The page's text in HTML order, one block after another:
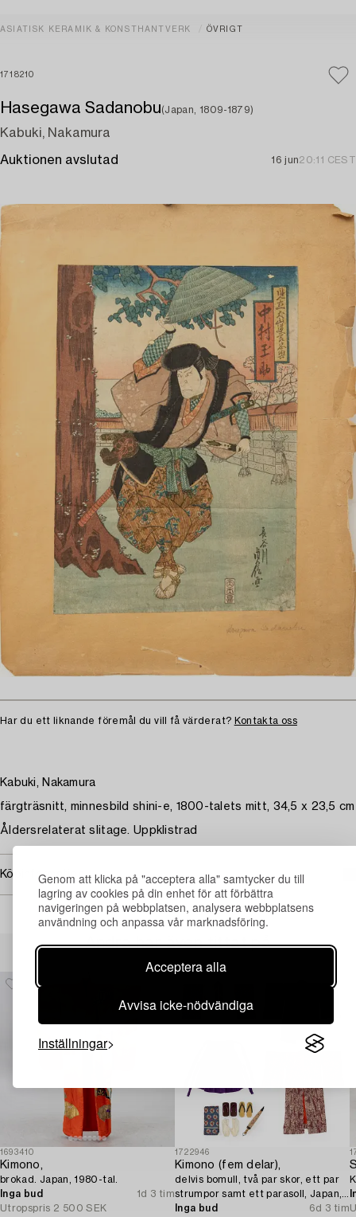
Genom att klicka på "acceptera alla" samtycker du till
lagring av cookies på din enhet för att förbättra
navigeringen på webbplatsen, analysera webbplatsens
användning och anpassa vår marknadsföring.
Acceptera alla
Avvisa icke-nödvändiga
Inställningar
ASIATISK KERAMIK & KONSTHANTVERK ÖVRIGT
1718210
Hasegawa Sadanobu(Japan, 1809-1879)
Kabuki, Nakamura
Auktionen avslutad 16 jun20:11 CEST
Har du ett liknande föremål du vill få värderat? Kontakta oss
Kabuki, Nakamura
färgträsnitt, minnesbild shini-e, 1800-talets mitt, 34,5 x 23,5 cm
Åldersrelaterat slitage. Uppklistrad
Köpinformation
Andra har även tittat på
1693410
Kimono,
brokad. Japan, 1980-tal.
Inga bud
1d 3 tim
Utropspris 2 500 SEK
1722946
Kimono (fem delar),
delvis bomull, två par skor, ett par
strumpor samt ett parasoll, Japan,
1900-tal.
Inga bud
6d 3 tim